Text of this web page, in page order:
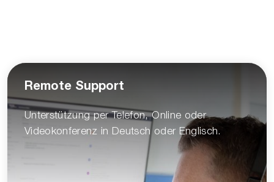
Remote Support
Unterstützung per Telefon, Online oder
Videokonferenz in Deutsch oder Englisch.